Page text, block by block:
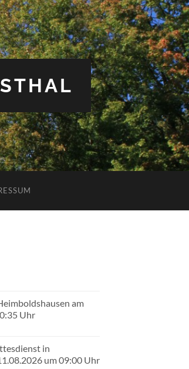
am
Uhr
in
um 09:00 Uhr